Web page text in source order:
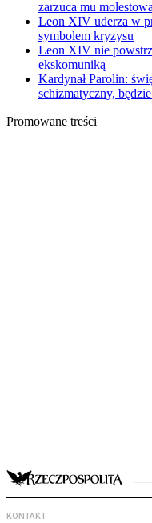
zarzuca mu
Leon XIV uderza w
symbolem kryzysu
Leon XIV nie
ekskomuniką
Kardynał Parolin:
schizmatyczny,
Promowane treści
KONTAKT